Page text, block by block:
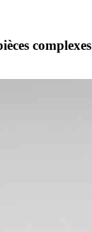
complexes